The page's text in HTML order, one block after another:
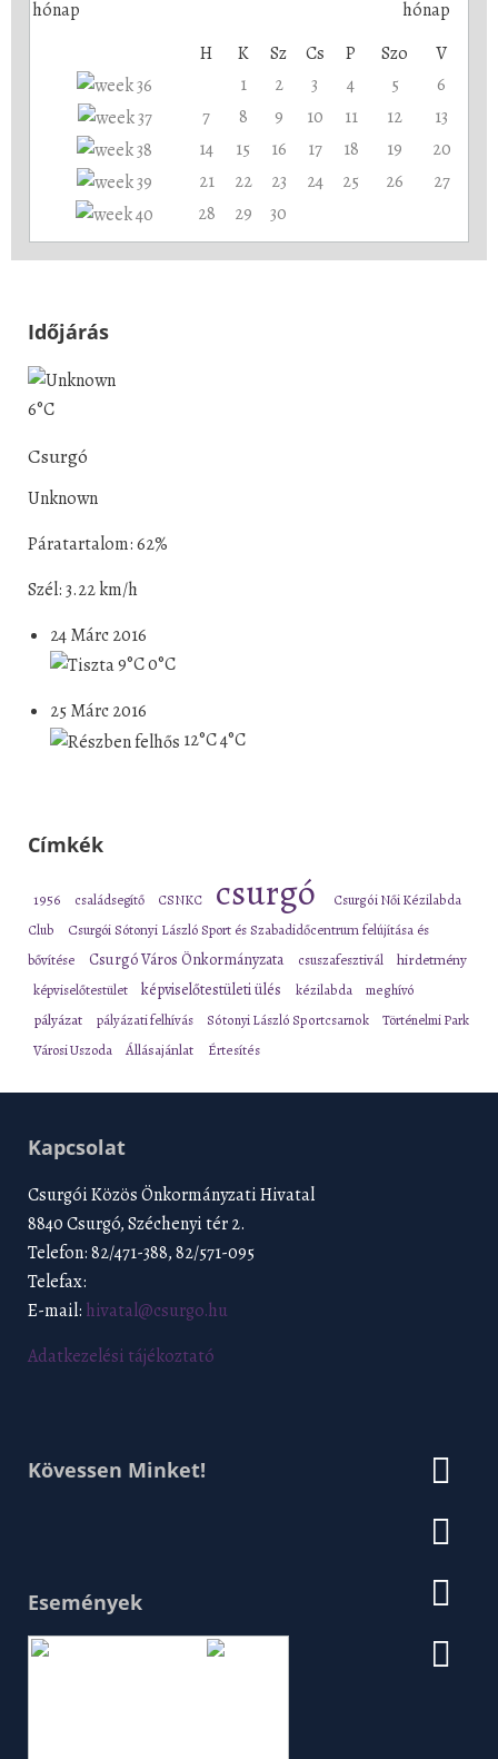
H K Sz Cs P Szo
V
1
2 3 4 5
6
7
8 9 10 11 12
13
14
15 16 17 18 19
20
21
22 23 24 25 26
27
28
29 30
Időjárás
6°C
Csurgó
Unknown
Páratartalom: 62%
Szél: 3.22 km/h
24 Márc 2016
9°C0°C
25 Márc 2016
12°C4°C
Címkék
1956 családsegítő CSNKC csurgó
Csurgói Női Kézilabda
Club
Csurgói Sótonyi László Sport és Szabadidőcentrum felújítása és
bővítése
Csurgó Város Önkormányzata csuszafesztivál hirdetmény
képviselőtestület képviselőtestületi ülés kézilabda meghívó
pályázat pályázati felhívás Sótonyi László Sportcsarnok
Történelmi Park
Városi Uszoda
Állásajánlat Értesítés
Kapcsolat
Csurgói Közös Önkormányzati Hivatal
8840 Csurgó, Széchenyi tér 2.
Telefon: 82/471-388, 82/571-095
Telefax:
E-mail: hivatal@csurgo.hu
Adatkezelési tájékoztató
Kövessen Minket!
Események